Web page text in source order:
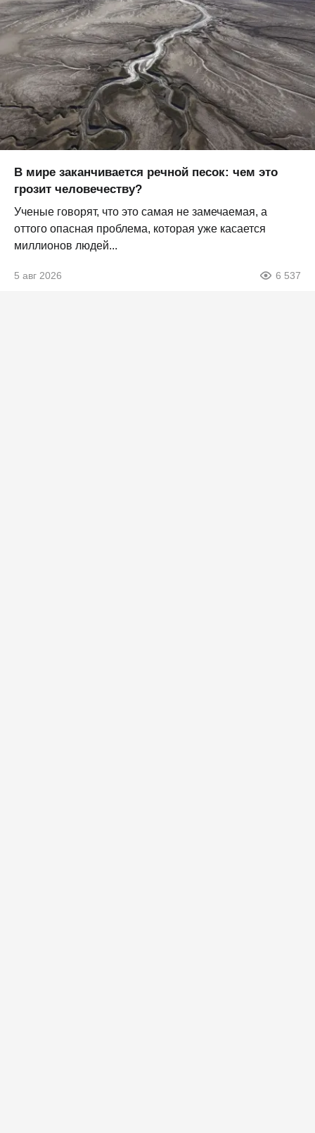
В мире заканчивается речной песок: чем это
грозит человечеству?
Ученые говорят, что это самая не замечаемая, а
оттого опасная проблема, которая уже касается
миллионов людей...
5 авг 2026 6 537